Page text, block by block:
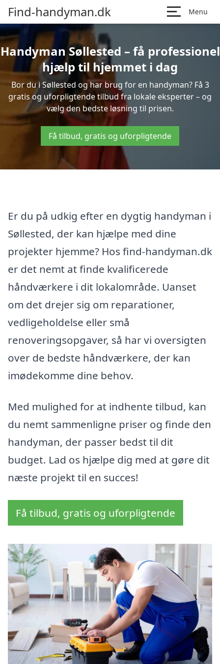
Find-handyman.dk Menu
Handyman Søllested – få professionel
hjælp til hjemmet i dag
Bor du i Søllested og har brug for en handyman? Få 3
gratis og uforpligtende tilbud fra lokale eksperter – og
vælg den bedste løsning til prisen.
Få tilbud, gratis og uforpligtende
Er du på udkig efter en dygtig handyman i
Søllested, der kan hjælpe med dine
projekter hjemme? Hos find-handyman.dk
er det nemt at finde kvalificerede
håndværkere i dit lokalområde. Uanset
om det drejer sig om reparationer,
vedligeholdelse eller små
renoveringsopgaver, så har vi oversigten
over de bedste håndværkere, der kan
imødekomme dine behov.
Med mulighed for at indhente tilbud, kan
du nemt sammenligne priser og finde den
handyman, der passer bedst til dit
budget. Lad os hjælpe dig med at gøre dit
næste projekt til en succes!
Få tilbud, gratis og uforpligtende